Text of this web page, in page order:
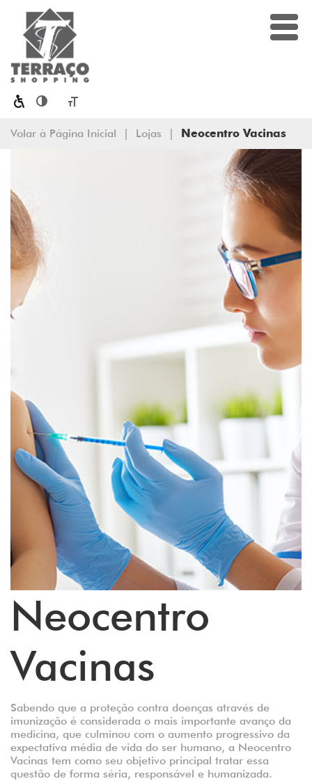
Toggle High Contrast
Toggle Font size
Volar à Página Inicial | Lojas | Neocentro Vacinas
Neocentro
Vacinas
Sabendo que a proteção contra doenças através de
imunização é considerada o mais importante avanço da
medicina, que culminou com o aumento progressivo da
expectativa média de vida do ser humano, a Neocentro
Vacinas tem como seu objetivo principal tratar essa
questão de forma séria, responsável e humanizada.